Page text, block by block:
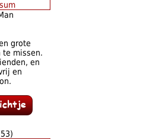
grote
te missen.
en
en